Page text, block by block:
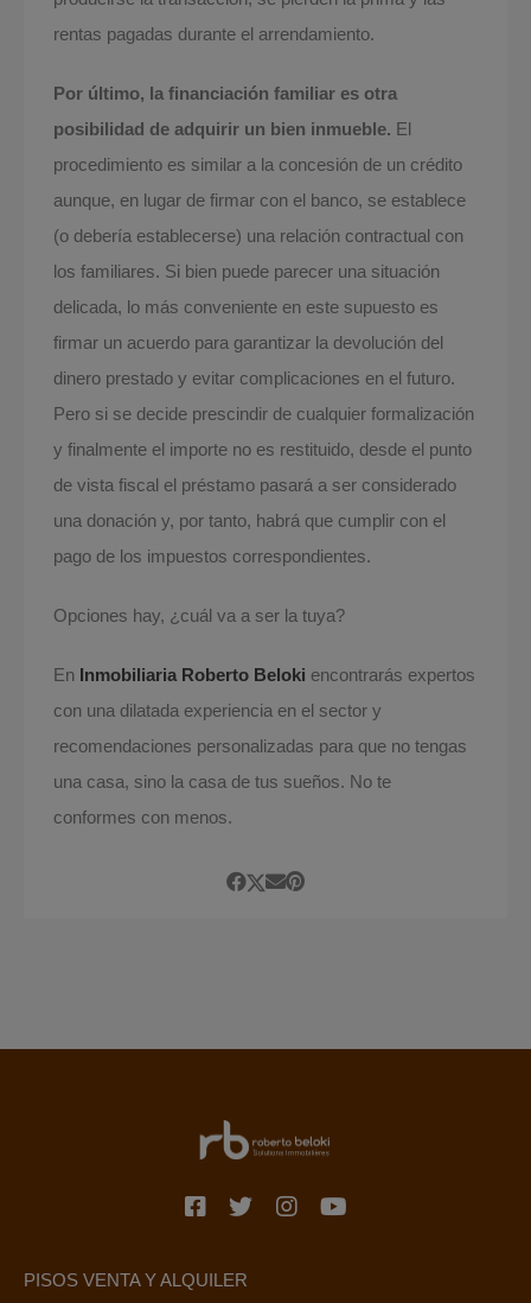
rentas pagadas durante el arrendamiento.
Por último, la financiación familiar es otra
posibilidad de adquirir un bien inmueble. El
procedimiento es similar a la concesión de un crédito
aunque, en lugar de firmar con el banco, se establece
(o debería establecerse) una relación contractual con
los familiares. Si bien puede parecer una situación
delicada, lo más conveniente en este supuesto es
firmar un acuerdo para garantizar la devolución del
dinero prestado y evitar complicaciones en el futuro.
Pero si se decide prescindir de cualquier formalización
y finalmente el importe no es restituido, desde el punto
de vista fiscal el préstamo pasará a ser considerado
una donación y, por tanto, habrá que cumplir con el
pago de los impuestos correspondientes.
Opciones hay, ¿cuál va a ser la tuya?
En Inmobiliaria Roberto Beloki encontrarás expertos
con una dilatada experiencia en el sector y
recomendaciones personalizadas para que no tengas
una casa, sino la casa de tus sueños. No te
conformes con menos.
PISOS VENTA Y ALQUILER